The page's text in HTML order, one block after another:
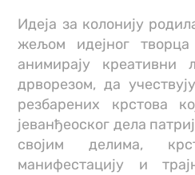
Идеја за колонију
жељом идејног
анимирају креативни
дрворезом, да
резбарених крстова
јеванђеоског дела
својим делима,
манифестацију и